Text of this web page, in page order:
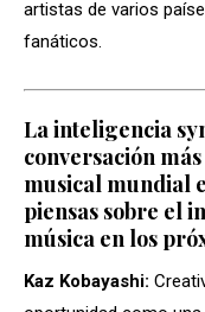
artistas de varios
fanáticos.
La inteligencia
conversación
musical mundial
piensas sobre el
música en los
Kaz Kobayashi: